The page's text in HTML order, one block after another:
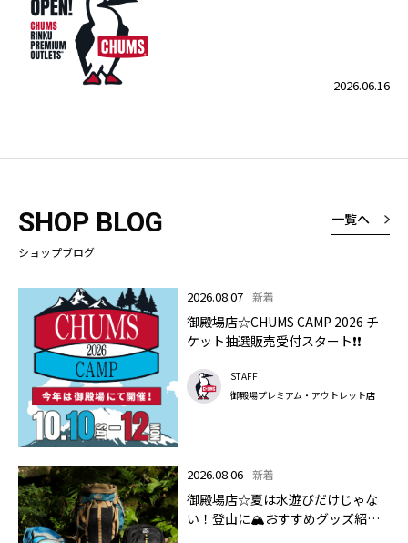
2026.06.16
SHOP BLOG
ショップブログ
一覧へ
2026.08.07 新着
御殿場店☆CHUMS CAMP 2026 チ
ケット抽選販売受付スタート❗❗
STAFF
御殿場プレミアム・アウトレット店
2026.08.06 新着
御殿場店☆夏は水遊びだけじゃな
い！登山に🏔おすすめグッズ紹介